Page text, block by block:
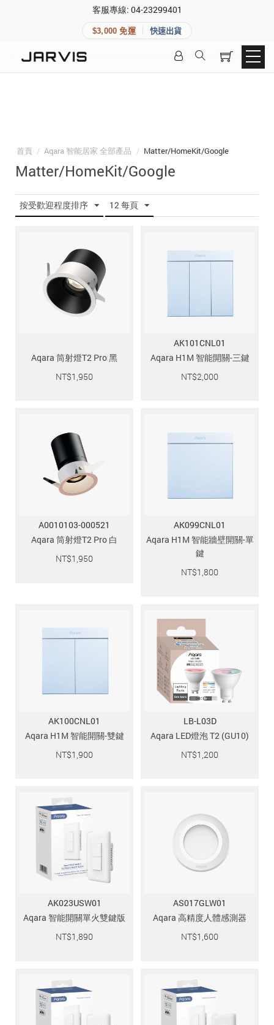
客服專線: 04-23299401
$3,000 免運 快速出貨
首頁 / Aqara 智能居家 全部產品 / Matter/HomeKit/Google
Matter/HomeKit/Google
按受歡迎程度排序 12 每頁
Aqara 筒射燈T2 Pro 黑
NT$1,950
AK101CNL01
Aqara H1M 智能開關-三鍵
NT$2,000
A0010103-000521
Aqara 筒射燈T2 Pro 白
NT$1,950
AK099CNL01
Aqara H1M 智能牆壁開關-單
鍵
NT$1,800
AK100CNL01
Aqara H1M 智能開關-雙鍵
NT$1,900
LB-L03D
Aqara LED燈泡 T2 (GU10)
NT$1,200
AK023USW01
Aqara 智能開關單火雙鍵版
NT$1,890
AS017GLW01
Aqara 高精度人體感測器
NT$1,600
快速連結
登入後可查看訂單、會員資料與收藏清單。
登入會員
建立新帳號
追蹤我的訂單
會員資料管理
加入 JARVIS VIP